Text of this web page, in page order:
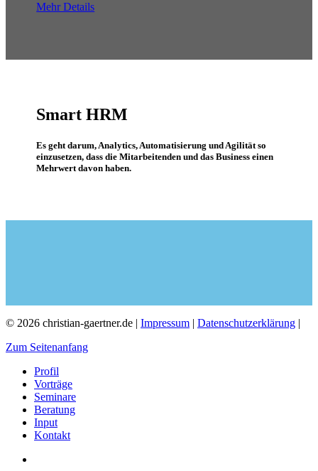
Mehr Details
Smart HRM
Es geht darum, Analytics, Automatisierung und Agilität so
einzusetzen, dass die Mitarbeitenden und das Business einen
Mehrwert davon haben.
© 2026 christian-gaertner.de | Impressum | Datenschutzerklärung |
Zum Seitenanfang
Profil
Vorträge
Seminare
Beratung
Input
Kontakt